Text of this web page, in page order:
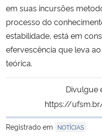
em suas incursões
processo do
estabilidade, está em
efervescência que leva
teórica.
Divulgue
https://
Registrado em
NOTÍCIAS